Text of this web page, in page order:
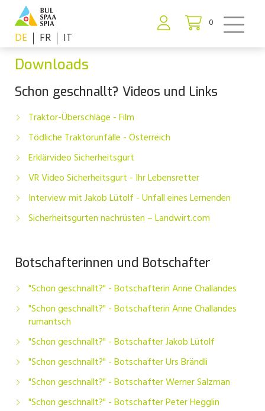
0
DE FR IT
Downloads
Schon geschnallt? Videos und Links
Traktor-Überschläge - Film
Tödliche Traktorunfälle - Österreich
Erklärvideo Sicherheitsgurt
VR Video Sicherheitsgurt - Ihr Lebensretter
Interview mit Jakob Lütolf - Unfall eines Lernenden
Sicherheitsgurten nachrüsten – Landwirt.com
Botschafterinnen und Botschafter
"Schon geschnallt?" - Botschafterin Anne Challandes
"Schon geschnallt?" - Botschafterin Anne Challandes
rumantsch
"Schon geschnallt?" - Botschafter Jakob Lütolf
"Schon geschnallt?" - Botschafter Urs Brändli
"Schon geschnallt?" - Botschafter Werner Salzman
"Schon geschnallt?" - Botschafter Peter Hegglin